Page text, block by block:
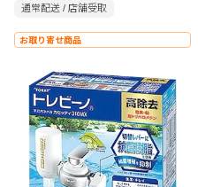
通常配送 / 店舗受取
お取り寄せ商品